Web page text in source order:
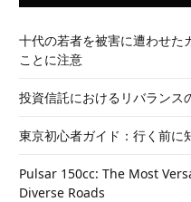
十代の若者を被害に遭わせた
ことに注意
投資信託におけるリバランス
東京初心者ガイド：行く前に
Pulsar 150cc: The Most
Diverse Roads